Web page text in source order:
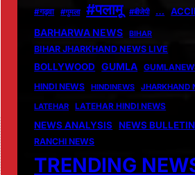
#गढ़वा #गुमला #पलामू #बीजेपी …
BARHARWA NEWS BIHAR
BIHAR JHARKHAND NEWS LIVE
BOLLYWOOD GUMLA
HINDI NEWS
HINDINEWS
JHARKHAND
LATEHAR
LATEHAR HINDI NEWS
NEWS ANALYSIS NEWS BULLETIN
RANCHI NEWS
TRENDING